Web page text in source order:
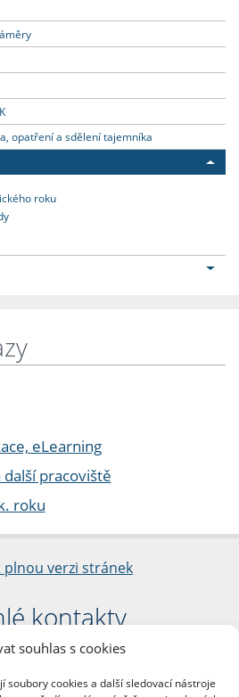
souhlas s cookies
soubory cookies a další sledovací nástroje
opatření a sdělení tajemníka
roku
eLearning
pracoviště
roku
plnou verzi stránek
kontakty
fakulta
Palacha 1/2